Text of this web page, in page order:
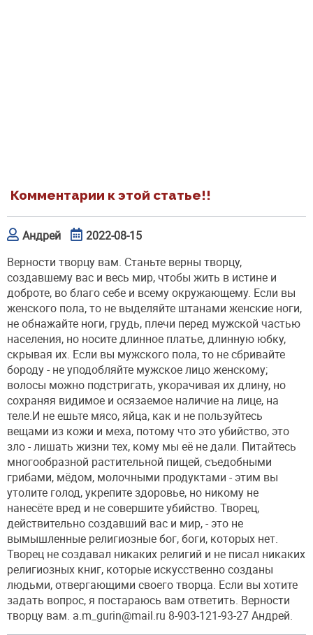
Комментарии к этой статье!!
Андрей
2022-08-15
Верности творцу вам. Станьте верны творцу,
создавшему вас и весь мир, чтобы жить в истине и
доброте, во благо себе и всему окружающему. Если вы
женского пола, то не выделяйте штанами женские ноги,
не обнажайте ноги, грудь, плечи перед мужской частью
населения, но носите длинное платье, длинную юбку,
скрывая их. Если вы мужского пола, то не сбривайте
бороду - не уподобляйте мужское лицо женскому;
волосы можно подстригать, укорачивая их длину, но
сохраняя видимое и осязаемое наличие на лице, на
теле.И не ешьте мясо, яйца, как и не пользуйтесь
вещами из кожи и меха, потому что это убийство, это
зло - лишать жизни тех, кому мы её не дали. Питайтесь
многообразной растительной пищей, съедобными
грибами, мёдом, молочными продуктами - этим вы
утолите голод, укрепите здоровье, но никому не
нанесёте вред и не совершите убийство. Творец,
действительно создавший вас и мир, - это не
вымышленные религиозные бог, боги, которых нет.
Творец не создавал никаких религий и не писал никаких
религиозных книг, которые искусственно созданы
людьми, отвергающими своего творца. Если вы хотите
задать вопрос, я постараюсь вам ответить. Верности
творцу вам. a.m_gurin@mail.ru 8-903-121-93-27 Андрей.